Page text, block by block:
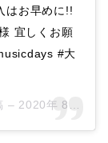
はお早めに!!
宜しくお願
#大
– 2020年 8月月6日午後7時38分PDT